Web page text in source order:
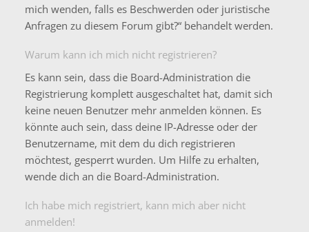
mich wenden, falls es Beschwerden oder juristische
Anfragen zu diesem Forum gibt?“ behandelt werden.
Warum kann ich mich nicht registrieren?
Es kann sein, dass die Board-Administration die
Registrierung komplett ausgeschaltet hat, damit sich
keine neuen Benutzer mehr anmelden können. Es
könnte auch sein, dass deine IP-Adresse oder der
Benutzername, mit dem du dich registrieren
möchtest, gesperrt wurden. Um Hilfe zu erhalten,
wende dich an die Board-Administration.
Ich habe mich registriert, kann mich aber nicht
anmelden!